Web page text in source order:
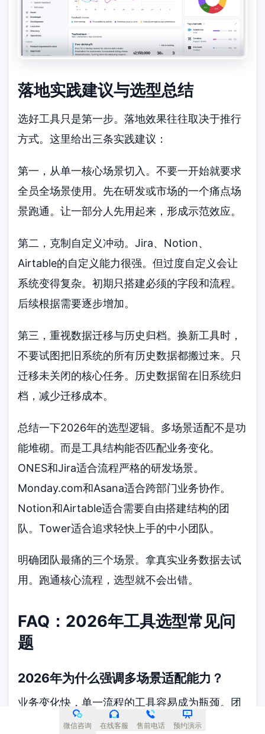
落地实践建议与选型总结
选好工具只是第一步。落地效果往往取决于推行
方式。这里给出三条实践建议：
第一，从单一核心场景切入。不要一开始就要求
全员全场景使用。先在研发或市场的一个痛点场
景跑通。让一部分人先用起来，形成示范效应。
第二，克制自定义冲动。Jira、Notion、
Airtable的自定义能力很强。但过度自定义会让
系统变得复杂。初期只搭建必须的字段和流程。
后续根据需要逐步增加。
第三，重视数据迁移与历史归档。换新工具时，
不要试图把旧系统的所有历史数据都搬过来。只
迁移未关闭的核心任务。历史数据留在旧系统归
档，减少迁移成本。
总结一下2026年的选型逻辑。多场景适配不是功
能堆砌。而是工具结构能否匹配业务变化。
ONES和Jira适合流程严格的研发场景。
Monday.com和Asana适合跨部门业务协作。
Notion和Airtable适合需要自由搭建结构的团
队。Tower适合追求轻快上手的中小团队。
明确团队最痛的三个场景。拿真实业务数据去试
用。跑通核心流程，选型就不会出错。
FAQ：2026年工具选型常见问
题
2026年为什么强调多场景适配能力？
业务变化快，单一流程的工具容易成为瓶颈。团
队经常需要同时管理研发、市场和运营项目。多
微信咨询 在线客服 售前电话 预约演示